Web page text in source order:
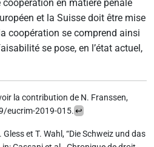
coopération en matière pénale
et la Suisse doit être mise
coopération se comprend ainsi
se pose, en l’état actuel,
la contribution de N. Franssen,
eucrim-2019-015.↩
et T. Wahl, “Die Schweiz und das